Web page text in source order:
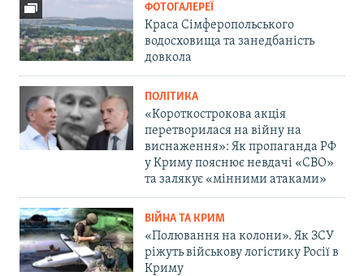
ФОТОГАЛЕРЕЇ
Краса Сімферопольського
водосховища та занедбаність
довкола
ПОЛІТИКА
«Короткострокова акція
перетворилася на війну на
виснаження»: Як пропаганда РФ
у Криму пояснює невдачі «СВО»
та залякує «мінними атаками»
ВІЙНА ТА КРИМ
«Полювання на колони». Як ЗСУ
ріжуть військову логістику Росії в
Криму